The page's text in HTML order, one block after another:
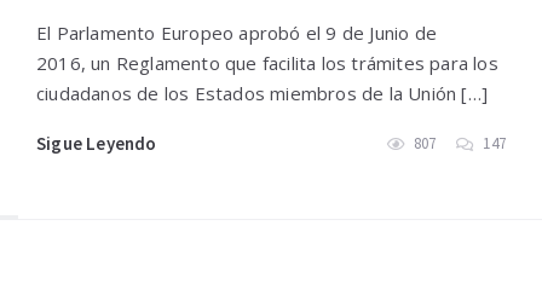
El Parlamento Europeo aprobó el 9 de Junio de
2016, un Reglamento que facilita los trámites para los
ciudadanos de los Estados miembros de la Unión […]
Sigue Leyendo 807 147